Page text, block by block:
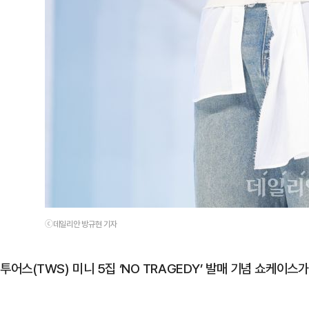
ⓒ데일리안 방규현 기자
투어스(TWS) 미니 5집 ‘NO TRAGEDY’ 발매 기념 쇼케이스